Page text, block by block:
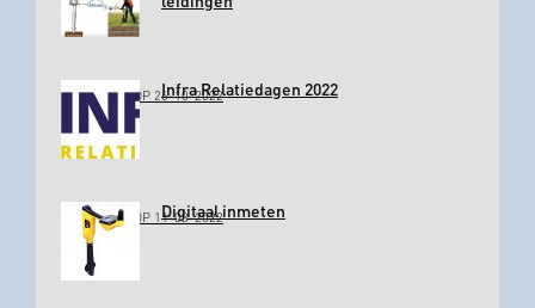
GEPLAATST OP 26-10-2022Infra Relatiedagen 2022
GEPLAATST OP 11-03-2022Digitaal inmeten